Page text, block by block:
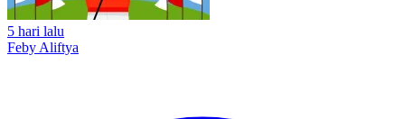
5 hari lalu
Feby Aliftya